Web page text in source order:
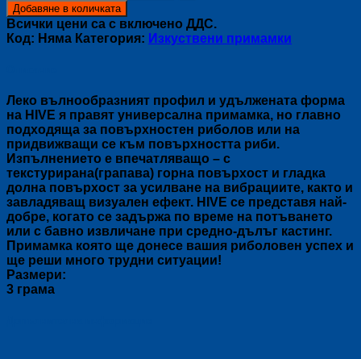
за
Клатушка
за
AREA
Добавяне в количката
Всички цени са с включено ДДС.
Код: Няма Категория: Изкуствени примамки
Леко вълнообразният профил и удължената форма
на HIVE я правят универсална примамка, но главно
подходяща за повърхностен риболов или на
придвижващи се към повърхността риби.
Изпълнението е впечатляващо – с
текстурирана(грапава) горна повърхост и гладка
долна повърхост за усилване на вибрациите, както и
завладяващ визуален ефект. HIVE се представя най-
добре, когато се задържа по време на потъването
или с бавно извличане при средно-дълъг кастинг.
Примамка която ще донесе вашия риболовен успех и
ще реши много трудни ситуации!
Размери:
3 грама